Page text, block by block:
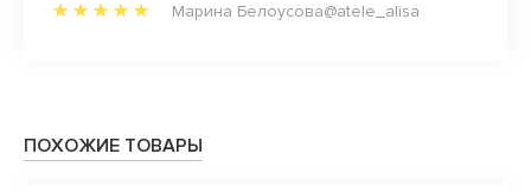
Марина Белоусова@atele_alisa
ПОХОЖИЕ ТОВАРЫ